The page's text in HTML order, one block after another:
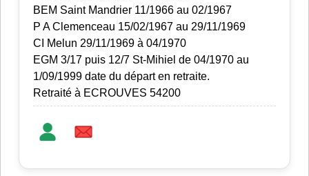
BEM Saint Mandrier 11/1966 au 02/1967
P A Clemenceau 15/02/1967 au 29/11/1969
CI Melun 29/11/1969 à 04/1970
EGM 3/17 puis 12/7 St-Mihiel de 04/1970 au
1/09/1999 date du départ en retraite.
Retraité à ECROUVES 54200